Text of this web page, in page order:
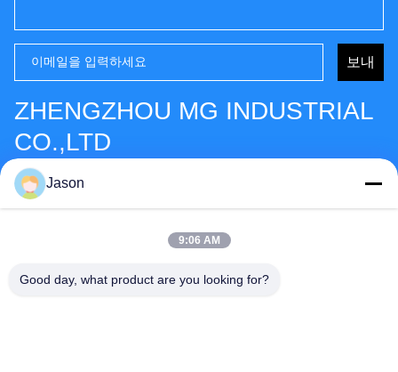
보내
ZHENGZHOU MG INDUSTRIAL
CO.,LTD
주소:
Jason
9:06 AM
Good day, what product are you looking for?